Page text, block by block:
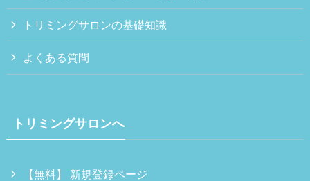
トリミングサロンの基礎知識
よくある質問
トリミングサロンへ
【無料】 新規登録ページ